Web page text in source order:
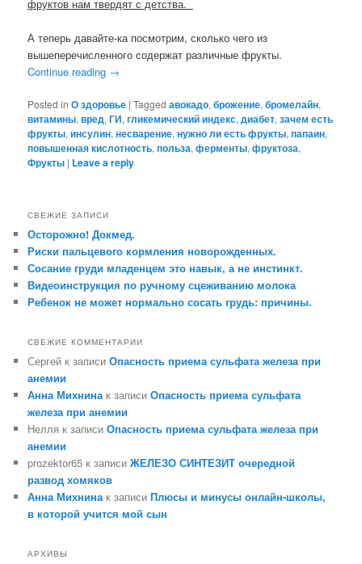
фруктов нам твердят с детства.
А теперь давайте-ка посмотрим, сколько чего из
вышеперечисленного содержат различные фрукты.
Continue reading →
Posted in О здоровье |Tagged авокадо,брожение,бромелайн,
витамины,вред,ГИ,гликемический индекс,диабет,зачем есть
фрукты,инсулин,несварение,нужно ли есть фрукты,папаин,
повышенная кислотность,польза,ферменты,фруктоза,
Фрукты | Leave a reply
СВЕЖИЕ ЗАПИСИ
Осторожно! Докмед.
Риски пальцевого кормления новорожденных.
Сосание груди младенцем это навык, а не инстинкт.
Видеоинструкция по ручному сцеживанию молока
Ребенок не может нормально сосать грудь: причины.
СВЕЖИЕ КОММЕНТАРИИ
Сергей к записиОпасность приема сульфата железа при
анемии
Анна Михнинак записиОпасность приема сульфата
железа при анемии
Нелля к записиОпасность приема сульфата железа при
анемии
prozektor65 к записиЖЕЛЕЗО СИНТЕЗИТ очередной
развод хомяков
Анна Михнинак записиПлюсы и минусы онлайн-школы,
в которой учится мой сын
АРХИВЫ